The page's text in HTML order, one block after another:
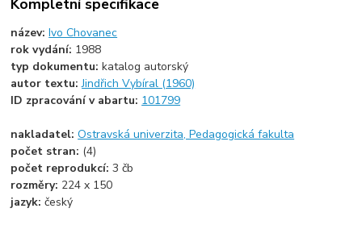
název:Ivo Chovanec
rok vydání: 1988
typ dokumentu:katalog autorský
autor textu:Jindřich Vybíral (1960)
ID zpracování v abartu: 101799
nakladatel:Ostravská univerzita, Pedagogická fakulta
počet stran: (4)
počet reprodukcí:3 čb
rozměry: 224 x 150
jazyk:český